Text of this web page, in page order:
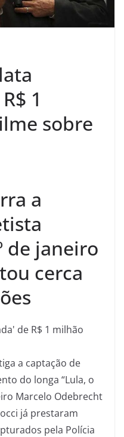
1
sobre
a
de janeiro
cerca
a captação de
do longa “Lula, o
Marcelo Odebrecht
já prestaram
pela Polícia